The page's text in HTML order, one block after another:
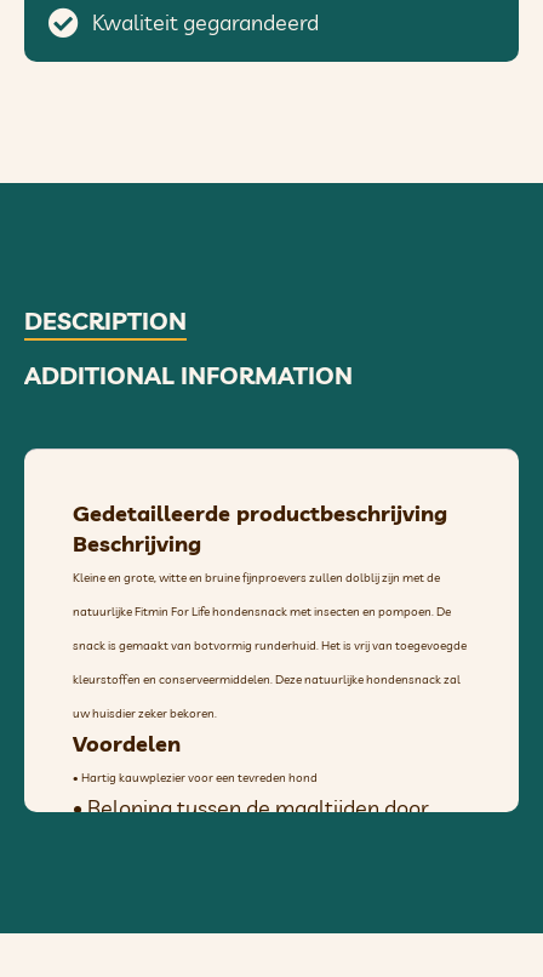
Kwaliteit gegarandeerd
DESCRIPTION
ADDITIONAL INFORMATION
Gedetailleerde productbeschrijving
Beschrijving
Kleine en grote, witte en bruine fijnproevers zullen dolblij zijn met de
natuurlijke Fitmin For Life hondensnack met insecten en pompoen. De
snack is gemaakt van botvormig runderhuid. Het is vrij van toegevoegde
kleurstoffen en conserveermiddelen. Deze natuurlijke hondensnack zal
uw huisdier zeker bekoren.
Voordelen
• Hartig kauwplezier voor een tevreden hond
• Beloning tussen de maaltijden door
Analytische bestanddelen